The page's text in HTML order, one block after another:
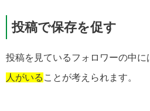
投稿で保存を促す
投稿を見ているフォロワーの中に
人がいる ことが考えられます。